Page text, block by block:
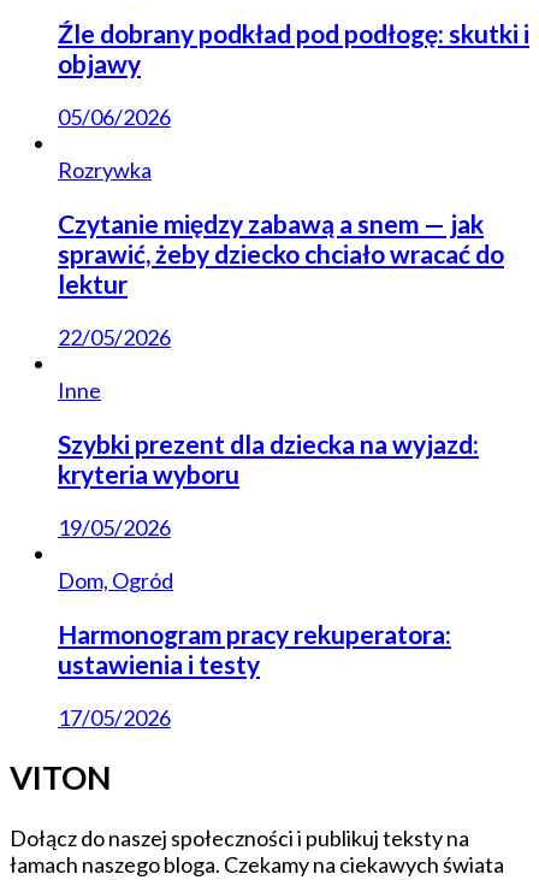
Źle dobrany podkład pod podłogę: skutki i
objawy
05/06/2026
Rozrywka
Czytanie między zabawą a snem — jak
sprawić, żeby dziecko chciało wracać do
lektur
22/05/2026
Inne
Szybki prezent dla dziecka na wyjazd:
kryteria wyboru
19/05/2026
Dom, Ogród
Harmonogram pracy rekuperatora:
ustawienia i testy
17/05/2026
VITON
Dołącz do naszej społeczności i publikuj teksty na
łamach naszego bloga. Czekamy na ciekawych świata